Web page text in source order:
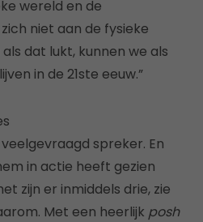
wereld en de
niet aan de fysieke
dat lukt, kunnen we als
in de 21ste eeuw.”
spreker. En
in actie heeft gezien
zijn er inmiddels drie, zie
Met een heerlijk posh